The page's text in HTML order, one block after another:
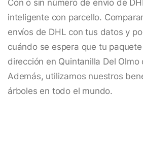
Con o sin número de envío de
inteligente con parcello.
envíos de DHL con tus datos y
cuándo se espera que tu
dirección en Quintanilla Del Olmo
Además, utilizamos nuestros
árboles en todo el mundo.